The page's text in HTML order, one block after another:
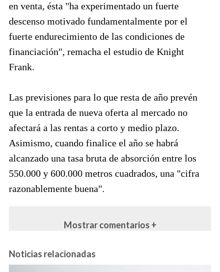
en venta, ésta "ha experimentado un fuerte
descenso motivado fundamentalmente por el
fuerte endurecimiento de las condiciones de
financiación", remacha el estudio de Knight
Frank.
Las previsiones para lo que resta de año prevén
que la entrada de nueva oferta al mercado no
afectará a las rentas a corto y medio plazo.
Asimismo, cuando finalice el año se habrá
alcanzado una tasa bruta de absorción entre los
550.000 y 600.000 metros cuadrados, una "cifra
razonablemente buena".
Mostrar comentarios +
Noticias relacionadas